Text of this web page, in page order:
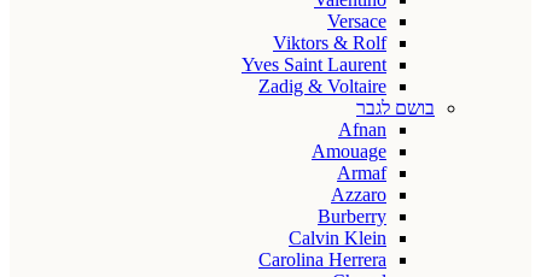
Versace
Viktors & Rolf
Yves Saint Laurent
Zadig & Voltaire
בושם לגבר
Afnan
Amouage
Armaf
Azzaro
Burberry
Calvin Klein
Carolina Herrera